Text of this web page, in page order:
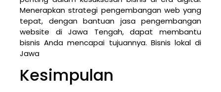
Menerapkan strategi pengembangan web yang
tepat, dengan bantuan jasa pengembangan
website di Jawa Tengah, dapat membantu
bisnis Anda mencapai tujuannya. Bisnis lokal di
Jawa
Kesimpulan